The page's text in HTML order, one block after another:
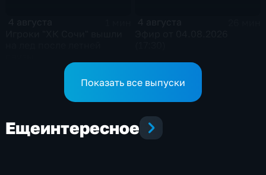
Показать все выпуски
Ещеинтересное